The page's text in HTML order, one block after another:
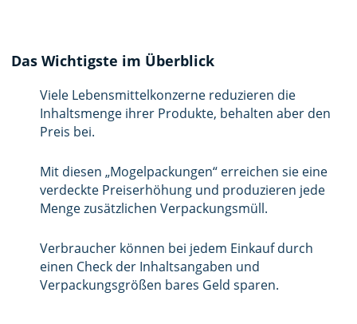
Das Wichtigste im Überblick
Viele Lebensmittelkonzerne reduzieren die
Inhaltsmenge ihrer Produkte, behalten aber den
Preis bei.
Mit diesen „Mogelpackungen“ erreichen sie eine
verdeckte Preiserhöhung und produzieren jede
Menge zusätzlichen Verpackungsmüll.
Verbraucher können bei jedem Einkauf durch
einen Check der Inhaltsangaben und
Verpackungsgrößen bares Geld sparen.